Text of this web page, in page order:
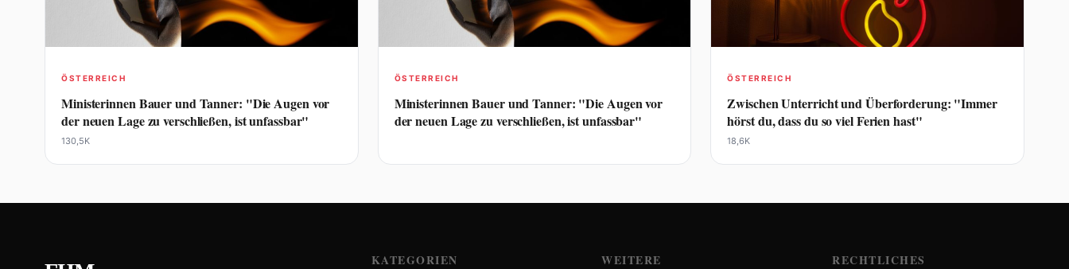
ÖSTERREICH
Ministerinnen Bauer und Tanner: "Die Augen vor
der neuen Lage zu verschließen, ist unfassbar"
130,5K
ÖSTERREICH
Ministerinnen Bauer und Tanner: "Die Augen vor
der neuen Lage zu verschließen, ist unfassbar"
ÖSTERREICH
Zwischen Unterricht und Überforderung: "Immer
hörst du, dass du so viel Ferien hast"
18,6K
KATEGORIEN WEITERE RECHTLICHES